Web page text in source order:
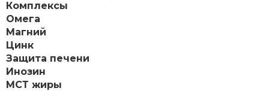
Комплексы
Омега
Магний
Цинк
Защита печени
Инозин
МСТ жиры